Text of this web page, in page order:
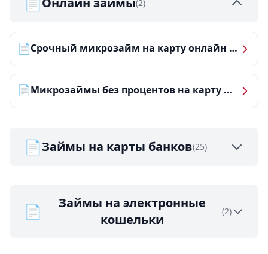
(2)
📄 Срочный микрозайм на карту онлайн — получить деньги за 5 минут
📄 Микрозаймы без процентов на карту — ТОП-10 за 2026 год
📄Займы на карты банков(25)
📄
Займы на электронные
кошельки
(2)